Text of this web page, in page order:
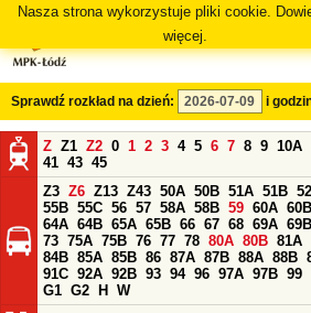
Nasza strona wykorzystuje pliki cookie.
więcej.
Sprawdź rozkład na dzień: i
Z Z1 Z2 0 1 2 3 4 5 6 7 8 9 10A
41 43 45
Z3 Z6 Z13 Z43 50A 50B 51A 51B 52
55B 55C 56 57 58A 58B 59 60A 60B
64A 64B 65A 65B 66 67 68 69A 69B
73 75A 75B 76 77 78 80A 80B 81A
84B 85A 85B 86 87A 87B 88A 88B
91C 92A 92B 93 94 96 97A 97B 99
G1 G2 H
W